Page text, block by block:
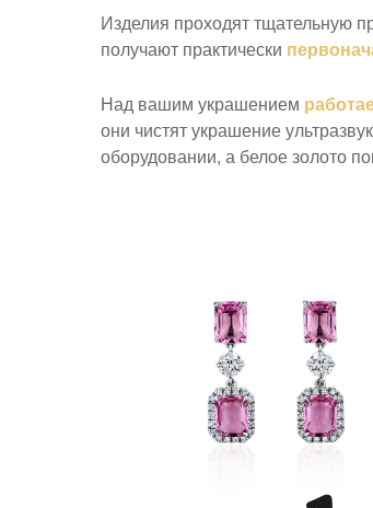
Изделия проходят тщательную
получают практически
Над вашим украшением
они чистят украшение
оборудовании, а белое золото